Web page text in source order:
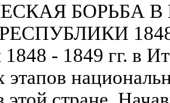
БОРЬБА
- 1849 гг. в